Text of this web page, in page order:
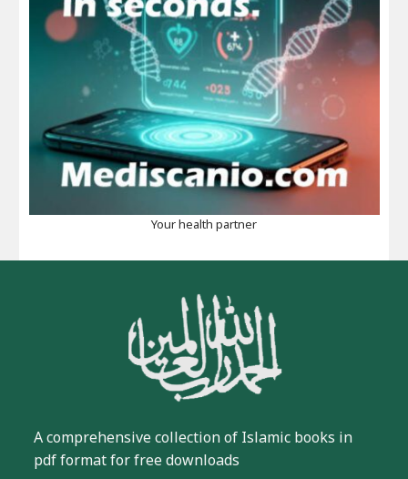
Your health partner
A comprehensive collection of Islamic books in
pdf format for free downloads